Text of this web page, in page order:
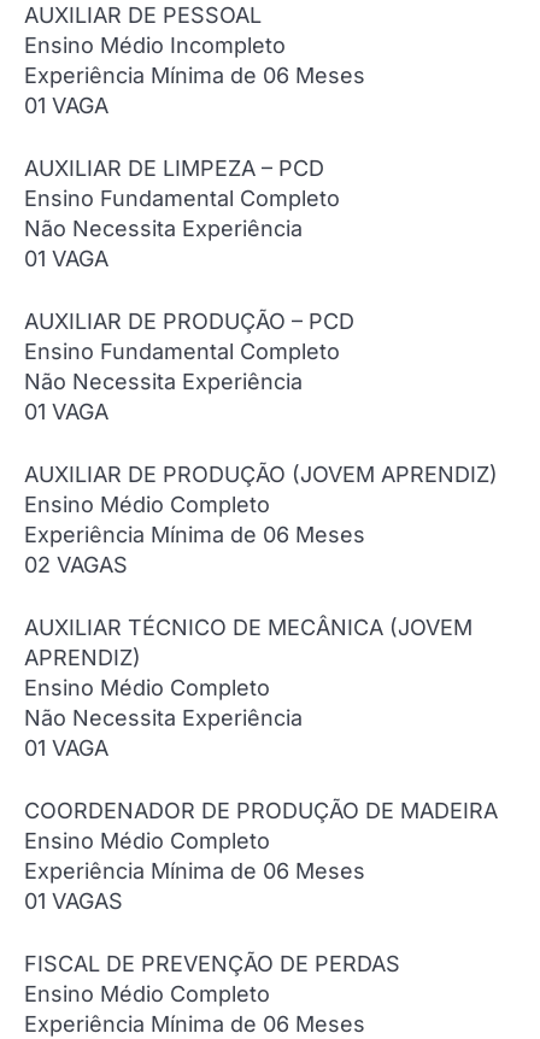
AUXILIAR DE PESSOAL
Ensino Médio Incompleto
Experiência Mínima de 06 Meses
01 VAGA
AUXILIAR DE LIMPEZA – PCD
Ensino Fundamental Completo
Não Necessita Experiência
01 VAGA
AUXILIAR DE PRODUÇÃO – PCD
Ensino Fundamental Completo
Não Necessita Experiência
01 VAGA
AUXILIAR DE PRODUÇÃO (JOVEM APRENDIZ)
Ensino Médio Completo
Experiência Mínima de 06 Meses
02 VAGAS
AUXILIAR TÉCNICO DE MECÂNICA (JOVEM
APRENDIZ)
Ensino Médio Completo
Não Necessita Experiência
01 VAGA
COORDENADOR DE PRODUÇÃO DE MADEIRA
Ensino Médio Completo
Experiência Mínima de 06 Meses
01 VAGAS
FISCAL DE PREVENÇÃO DE PERDAS
Ensino Médio Completo
Experiência Mínima de 06 Meses